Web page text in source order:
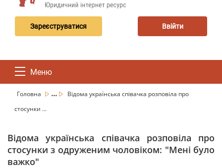
Зареєструватися Ввійти
Меню
Головна ...
Відома українська співачка розповіла про
стосунки ...
Відома українська співачка розповіла про
стосунки з одруженим чоловіком: "Мені було
важко"